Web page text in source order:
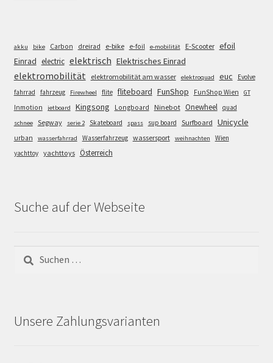
akku bike Carbon dreirad e-bike e-foil e-mobilität E-Scooter efoil
Einrad electric elektrisch Elektrisches Einrad
elektromobilität elektromobilität am wasser elektroquad euc
Evolve
fahrrad
fahrzeug Firewheel flite fliteboard FunShop FunShop Wien GT
Inmotion jetboard Kingsong Longboard Ninebot Onewheel quad
schnee Segway serie 2 Skateboard spass sup board Surfboard Unicycle
urban wasserfahrrad Wasserfahrzeug wassersport weihnachten
Wien
yachttoy yachttoys Österreich
Suche auf der Webseite
Suchen
nach:
Unsere Zahlungsvarianten